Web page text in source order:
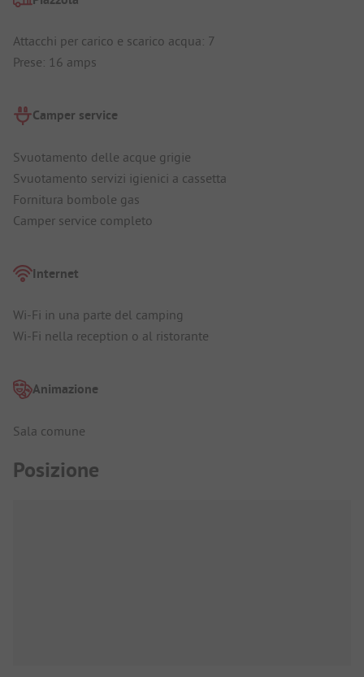
Attacchi per carico e scarico acqua: 7
Prese: 16 amps
Camper service
Svuotamento delle acque grigie
Svuotamento servizi igienici a cassetta
Fornitura bombole gas
Camper service completo
Internet
Wi-Fi in una parte del camping
Wi-Fi nella reception o al ristorante
Animazione
Sala comune
Posizione